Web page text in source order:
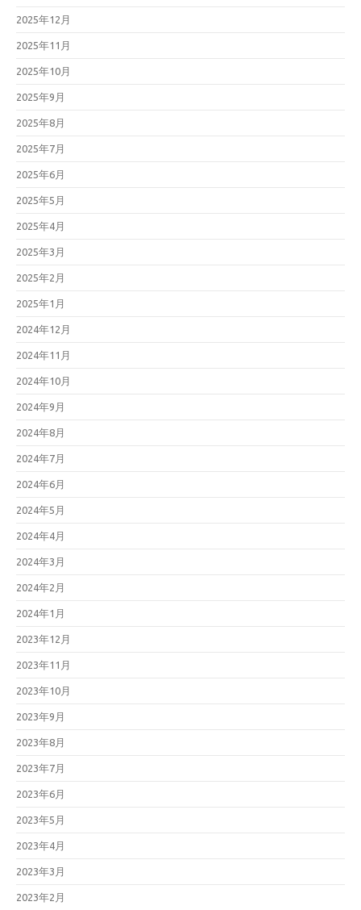
2025年12月
2025年11月
2025年10月
2025年9月
2025年8月
2025年7月
2025年6月
2025年5月
2025年4月
2025年3月
2025年2月
2025年1月
2024年12月
2024年11月
2024年10月
2024年9月
2024年8月
2024年7月
2024年6月
2024年5月
2024年4月
2024年3月
2024年2月
2024年1月
2023年12月
2023年11月
2023年10月
2023年9月
2023年8月
2023年7月
2023年6月
2023年5月
2023年4月
2023年3月
2023年2月